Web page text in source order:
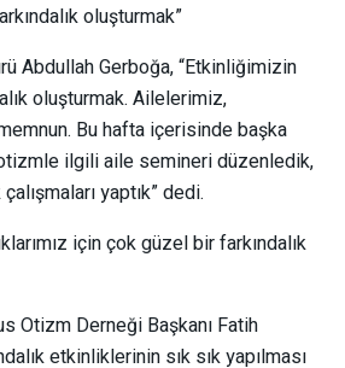
oluşturmak”
Abdullah Gerboğa, “Etkinliğimizin
oluşturmak. Ailelerimiz,
Bu hafta içerisinde başka
ilgili aile semineri düzenledik,
yaptık” dedi.
için çok güzel bir farkındalık
Otizm Derneği Başkanı Fatih
etkinliklerinin sık sık yapılması